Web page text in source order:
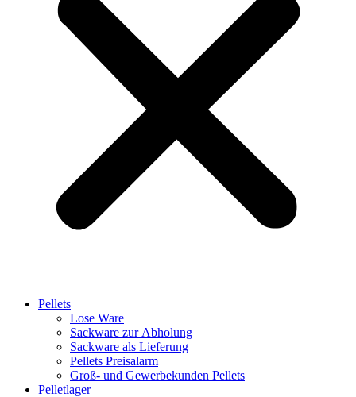
Pellets
Lose Ware
Sackware zur Abholung
Sackware als Lieferung
Pellets Preisalarm
Groß- und Gewerbekunden Pellets
Pelletlager